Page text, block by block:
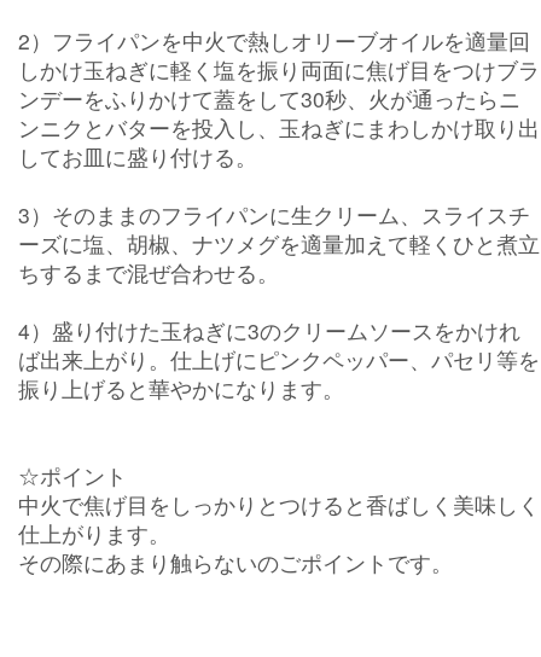
2）フライパンを中火で熱しオリーブオイルを適量回
しかけ玉ねぎに軽く塩を振り両面に焦げ目をつけブラ
ンデーをふりかけて蓋をして30秒、火が通ったらニ
ンニクとバターを投入し、玉ねぎにまわしかけ取り出
してお皿に盛り付ける。
3）そのままのフライパンに生クリーム、スライスチ
ーズに塩、胡椒、ナツメグを適量加えて軽くひと煮立
ちするまで混ぜ合わせる。
4）盛り付けた玉ねぎに3のクリームソースをかけれ
ば出来上がり。仕上げにピンクペッパー、パセリ等を
振り上げると華やかになります。
☆ポイント
中火で焦げ目をしっかりとつけると香ばしく美味しく
仕上がります。
その際にあまり触らないのごポイントです。